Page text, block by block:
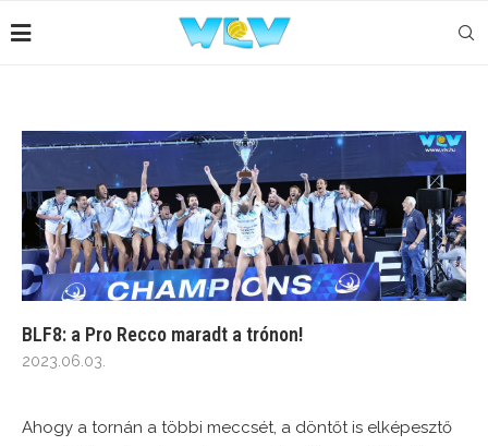
BLF8: a Pro Recco maradt a trónon!
2023.06.03.
Ahogy a tornán a többi meccsét, a döntőt is elképesztő